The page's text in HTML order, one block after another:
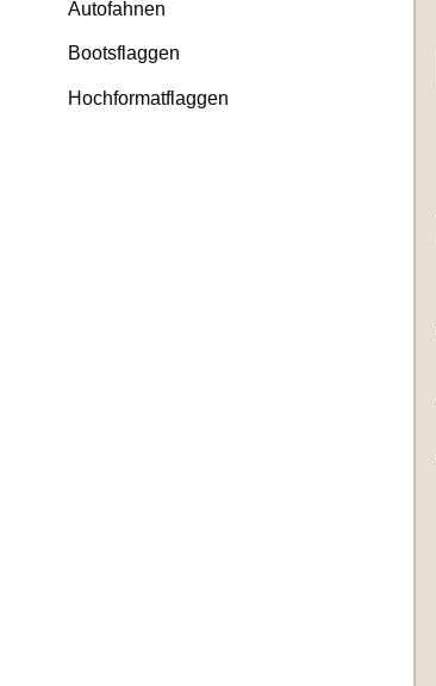
Autofahnen
Bootsflaggen
Hochformatflaggen